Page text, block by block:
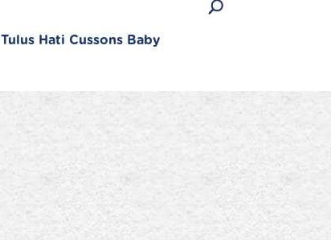
Produk Terlaris
Tulus Hati Cussons Baby